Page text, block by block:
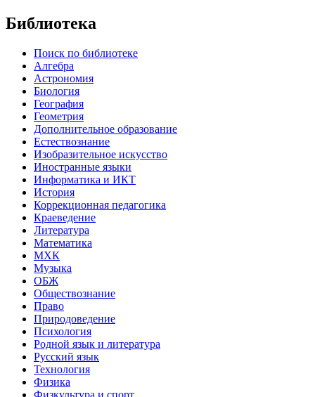
Библиотека
Поиск по библиотеке
Алгебра
Астрономия
Биология
География
Геометрия
Дополнительное образование
Естествознание
Изобразительное искусство
Иностранные языки
Информатика и ИКТ
История
Коррекционная педагогика
Краеведение
Литература
Математика
МХК
Музыка
ОБЖ
Обществознание
Право
Природоведение
Психология
Родной язык и литература
Русский язык
Технология
Физика
Физкультура и спорт